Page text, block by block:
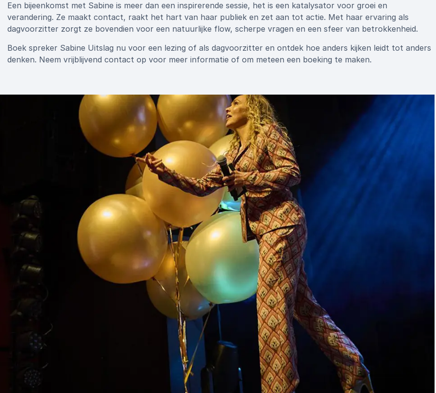
Een bijeenkomst met Sabine is meer dan een inspirerende sessie, het is een katalysator voor groei en
verandering. Ze maakt contact, raakt het hart van haar publiek en zet aan tot actie. Met haar ervaring als
dagvoorzitter zorgt ze bovendien voor een natuurlijke flow, scherpe vragen en een sfeer van betrokkenheid.
Boek spreker Sabine Uitslag nu voor een lezing of als dagvoorzitter en ontdek hoe anders kijken leidt tot anders
denken. Neem vrijblijvend contact op voor meer informatie of om meteen een boeking te maken.